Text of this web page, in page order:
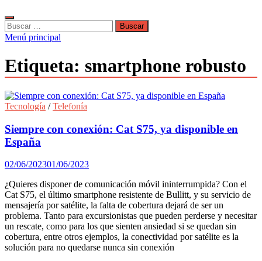
Buscar:
Menú principal
Etiqueta: smartphone robusto
Tecnología /Telefonía
Siempre con conexión: Cat S75, ya disponible en
España
02/06/202301/06/2023
¿Quieres disponer de comunicación móvil ininterrumpida? Con el
Cat S75, el último smartphone resistente de Bullitt, y su servicio de
mensajería por satélite, la falta de cobertura dejará de ser un
problema. Tanto para excursionistas que pueden perderse y necesitar
un rescate, como para los que sienten ansiedad si se quedan sin
cobertura, entre otros ejemplos, la conectividad por satélite es la
solución para no quedarse nunca sin conexión